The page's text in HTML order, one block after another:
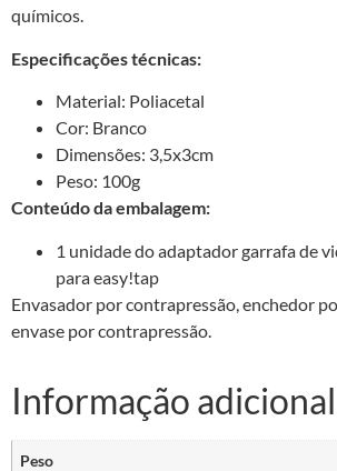
químicos.
Especificações técnicas:
Material: Poliacetal
Cor: Branco
Dimensões: 3,5x3cm
Peso: 100g
Conteúdo da embalagem:
1 unidade do adaptador garrafa de
para easy!tap
Envasador por contrapressão, enchedor
envase por contrapressão.
Informação adicional
Peso